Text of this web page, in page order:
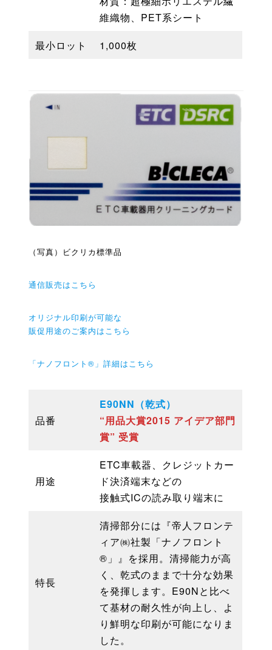
維織物、PET系シート
最小ロット
1,000枚
（写真）ビクリカ標準品
通信販売はこちら
オリジナル印刷が可能な
販促用途のご案内はこちら
「ナノフロント®」詳細はこちら
品番
E90NN（乾式）
“用品大賞2015 アイデア部門
賞” 受賞
用途
ETC車載器、クレジットカー
ド決済端末などの
接触式ICの読み取り端末に
特長
清掃部分には『帝人フロンテ
ィア㈱社製「ナノフロント
®」』を採用。清掃能力が高
く、乾式のままで十分な効果
を発揮します。E90Nと比べ
て基材の耐久性が向上し、よ
り鮮明な印刷が可能になりま
した。